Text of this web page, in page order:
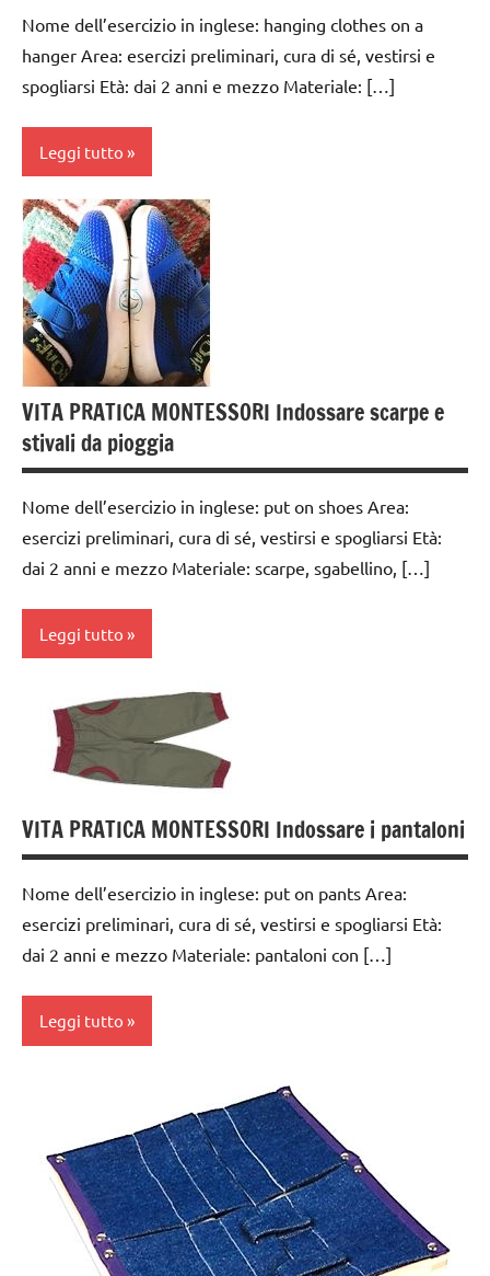
GUIDA
DIDATTICA
TUTTI GLI
ARGOMENTI
PER ETA'
TUTTI GLI
ARTICOLI
vestirsi
e
svestirsi
VITA
PRATICA
Nome dell’esercizio in inglese: hanging clothes on a
hanger Area: esercizi preliminari, cura di sé, vestirsi e
spogliarsi Età: dai 2 anni e mezzo Materiale: […]
Leggi tutto
TUTTI GLI
ARTICOLI
VITA PRATICA MONTESSORI Indossare scarpe e
stivali da pioggia
Nome dell’esercizio in inglese: put on shoes Area:
esercizi preliminari, cura di sé, vestirsi e spogliarsi Età:
dai 2 anni e mezzo Materiale: scarpe, sgabellino, […]
Leggi tutto
a 3
anni
3 ai
GUIDA
DIDATTICA
MONTESSORI
ARGOMENTI
vestirsi
svestirsi
VITA PRATICA MONTESSORI Indossare i pantaloni
Nome dell’esercizio in inglese: put on pants Area:
esercizi preliminari, cura di sé, vestirsi e spogliarsi Età:
dai 2 anni e mezzo Materiale: pantaloni con […]
Leggi tutto
anni
GUIDA
DIDATTICA
MONTESSORI